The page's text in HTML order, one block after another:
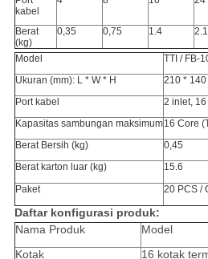
kabel
Berat
(kg)
0,35 0,75 1.4 2.1
Model
TTI / FB-
Ukuran (mm): L * W * H
210 *
Port kabel
2 inlet,
Kapasitas sambungan maksimum16 Core
Berat Bersih (kg)
0,45
Berat karton luar (kg)
15.6
Paket
20 PCS /
Daftar konfigurasi produk:
Nama Produk
Model
Kotak
16 kotak